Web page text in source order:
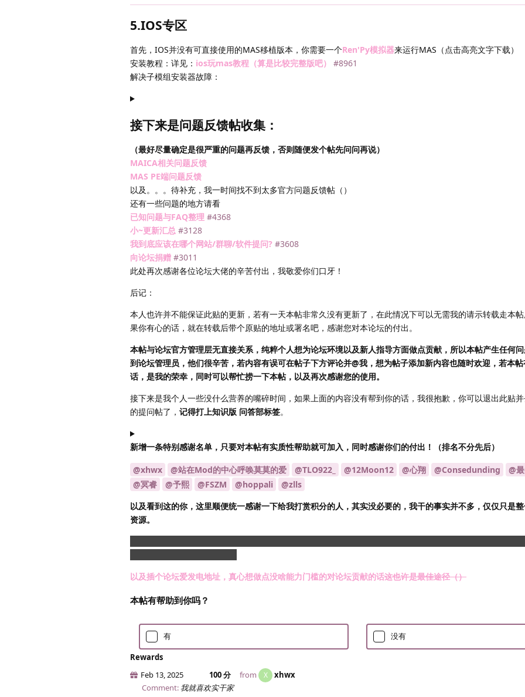
5.IOS专区
首先，IOS并没有可直接使用的MAS移植版本，你需要一个Ren'Py模拟器来运行MAS（点击高亮文字下载）
安装教程：详见： ios玩mas教程（算是比较完整版吧） #8961
解决子模组安装器故障：
接下来是问题反馈帖收集：
（最好尽量确定是很严重的问题再反馈，否则随便发个帖先问问再说）
MAICA相关问题反馈
MAS PE端问题反馈
以及。。。待补充，我一时间找不到太多官方问题反馈帖（）
还有一些问题的地方请看
已知问题与FAQ整理 #4368
小~更新汇总 #3128
我到底应该在哪个网站/群聊/软件提问? #3608
向论坛捐赠 #3011
此处再次感谢各位论坛大佬的辛苦付出，我敬爱你们口牙！
后记：
本人也许并不能保证此贴的更新，若有一天本帖非常久没有更新了，在此情况下可以无需我的请示转载走本
果你有心的话，就在转载后带个原贴的地址或署名吧，感谢您对本论坛的付出。
本帖与论坛官方管理层无直接关系，纯粹个人想为论坛环境以及新人指导方面做点贡献，所以本帖产生任何
到论坛管理员，他们很辛苦，若内容有误可在帖子下方评论并@我，想为帖子添加新内容也随时欢迎，若本
话，是我的荣幸，同时可以帮忙捞一下本帖，以及再次感谢您的使用。
接下来是我个人一些没什么营养的嘴碎时间，如果上面的内容没有帮到你的话，我很抱歉，你可以退出此贴
的提问帖了， 记得打上知识版 问答部标签。
新增一条特别感谢名单，只要对本帖有实质性帮助就可加入，同时感谢你们的付出！（排名不分先后）
@xhwx @站在Mod的中心呼唤莫莫的爱 @TLO922_ @12Moon12 @心翔 @Consedunding
@
@冥睿
@予熙 @FSZM @hoppali
@zlls
以及看到这的你，这里顺便统一感谢一下给我打赏积分的人，其实没必要的，我干的事实并不多，仅仅只是
资源。
以及插个论坛爱发电地址，真心想做点没啥能力门槛的对论坛贡献的话这也许是最佳途径（）
本帖有帮助到你吗？
有
没有
Rewards
Feb 13, 2025
100 分 from X
xhwx
Comment: 我就喜欢实干家